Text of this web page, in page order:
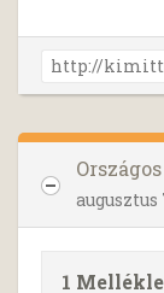
augusztus
1